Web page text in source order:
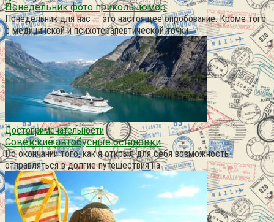
Понедельник фото приколы юмор
Понедельник для нас — это настоящее опробование. Кроме того
с медицинской и психотерапевтической точки
Достопримечательности
Советские автобусные остановки
По окончании того, как я открыл для себя возможность
отправляться в долгие путешествия на